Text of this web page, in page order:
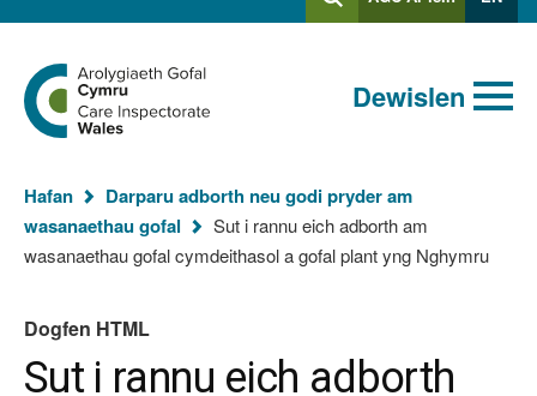
Chwilio
i
Chwiliad
allweddeiriau
cyflawn
Chwilio
Ewch
i
hafan
Arolygiaeth
Cymru
Dewislen
Rydych
chi
yma:
Hafan
Darparu adborth neu godi pryder am
wasanaethau gofal
Sut i rannu eich adborth am
wasanaethau gofal cymdeithasol a gofal plant yng Nghymru
Dogfen HTML
Sut i rannu eich adborth